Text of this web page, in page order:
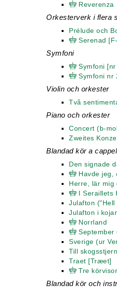
Reverenza
Orkesterverk i flera
Prélude och
Serenad
Symfoni
Symfoni
Symfoni nr
Violin och orkester
Två
Piano och orkester
Concert (b-
Zweites
Blandad kör a
Den signade
Havde jeg,
Herre, lär mig
I Seraillets
Julafton ("Hell
Julafton i
Norrland
September
Sverige (ur
Till
Traet [Træet]
Tre
Blandad kör och